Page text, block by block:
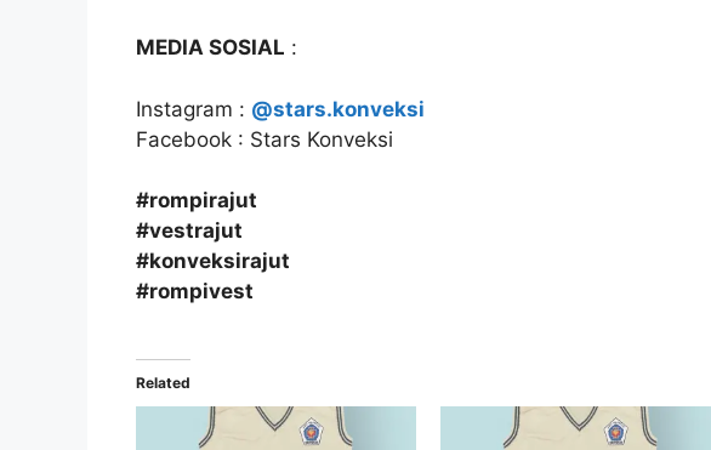
MEDIA SOSIAL :
Instagram : @stars.konveksi
Facebook : Stars Konveksi
#rompirajut
#vestrajut
#konveksirajut
#rompivest
Related